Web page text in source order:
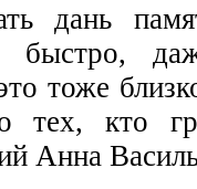
дань
быстро,
тоже
тех, кто
Анна